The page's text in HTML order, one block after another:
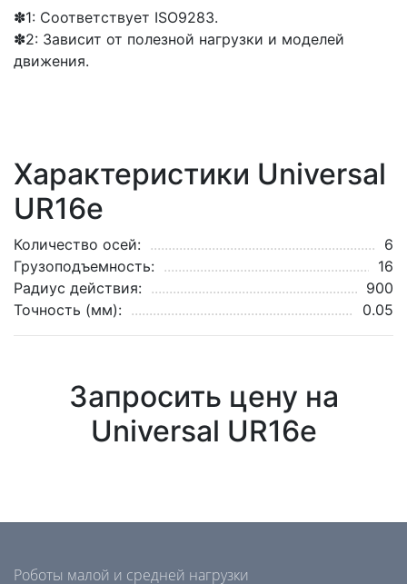
✽1: Соответствует ISO9283.
✽2: Зависит от полезной нагрузки и моделей
движения.
Характеристики Universal
UR16e
Количество осей:
6
Грузоподъемность:
16
Радиус действия:
900
Точность (мм):
0.05
Запросить цену на
Universal UR16e
Роботы малой и средней нагрузки